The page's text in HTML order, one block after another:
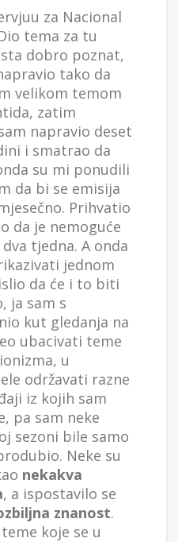
za Nacional
tema za tu
dobro poznat,
tako da
velikom temom
zatim
napravio deset
i smatrao da
su mi ponudili
da bi se emisija
Prihvatio
da je nemoguće
tjedna. A onda
jednom
da će i to biti
ja sam s
kut gledanja na
ubacivati teme
u
održavati razne
iz kojih sam
pa sam neke
sezoni bile samo
Neke su
nekakva
, a ispostavilo se
znanost.
koje se u